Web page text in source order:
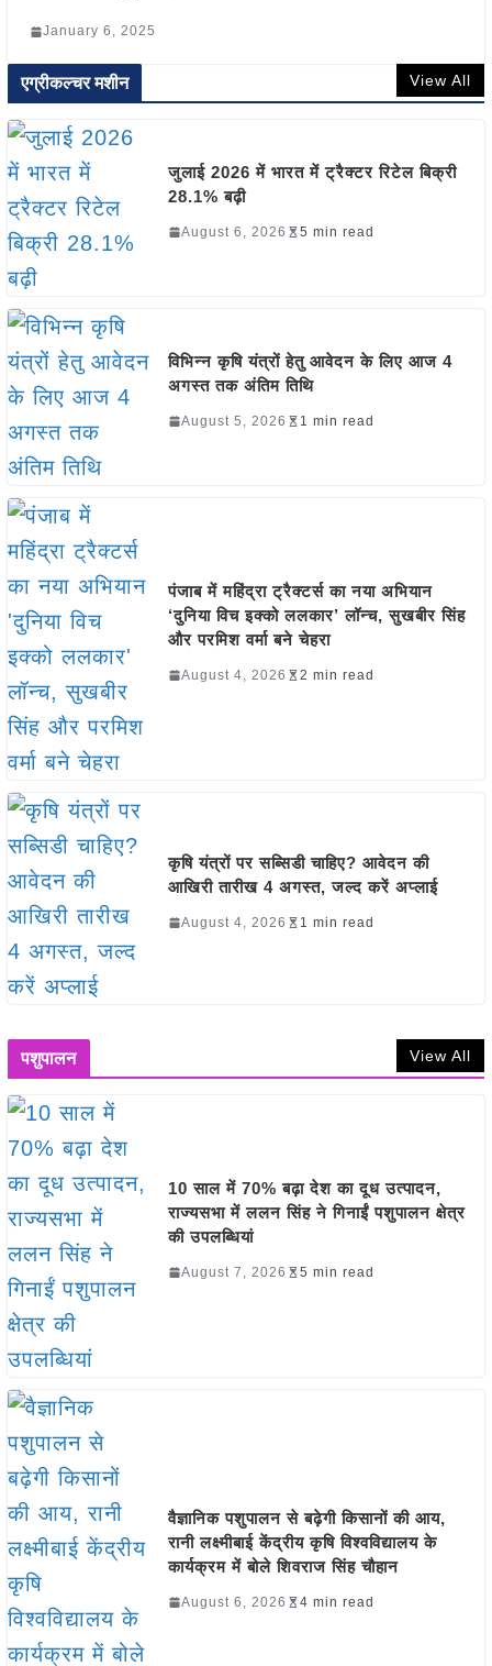
January 6, 2025
एग्रीकल्चर मशीन View All
जुलाई 2026 में भारत में ट्रैक्टर रिटेल बिक्री
28.1% बढ़ी
August 6, 2026 5 min read
विभिन्न कृषि यंत्रों हेतु आवेदन के लिए आज 4
अगस्त तक अंतिम तिथि
August 5, 2026 1 min read
पंजाब में महिंद्रा ट्रैक्टर्स का नया अभियान
‘दुनिया विच इक्को ललकार’ लॉन्च, सुखबीर सिंह
और परमिश वर्मा बने चेहरा
August 4, 2026 2 min read
कृषि यंत्रों पर सब्सिडी चाहिए? आवेदन की
आखिरी तारीख 4 अगस्त, जल्द करें अप्लाई
August 4, 2026 1 min read
पशुपालन View All
10 साल में 70% बढ़ा देश का दूध उत्पादन,
राज्यसभा में ललन सिंह ने गिनाईं पशुपालन क्षेत्र
की उपलब्धियां
August 7, 2026 5 min read
वैज्ञानिक पशुपालन से बढ़ेगी किसानों की आय,
रानी लक्ष्मीबाई केंद्रीय कृषि विश्वविद्यालय के
कार्यक्रम में बोले शिवराज सिंह चौहान
August 6, 2026 4 min read